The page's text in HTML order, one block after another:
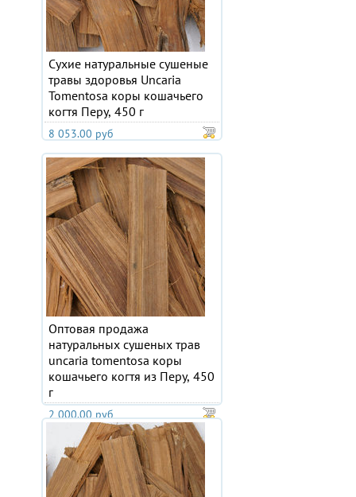
Сухие натуральные сушеные
травы здоровья Uncaria
Tomentosa коры кошачьего
когтя Перу, 450 г
8 053.00 руб
Оптовая продажа
натуральных сушеных трав
uncaria tomentosa коры
кошачьего когтя из Перу, 450
г
2 000.00 руб